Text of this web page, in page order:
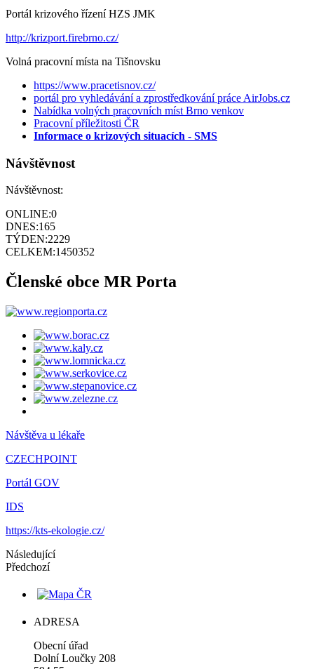
Portál krizového řízení HZS JMK
http://krizport.firebrno.cz/
Volná pracovní místa na Tišnovsku
https://www.pracetisnov.cz/
portál pro vyhledávání a zprostředkování práce AirJobs.cz
Nabídka volných pracovních míst Brno venkov
Pracovní příležitosti ČR
Informace o krizových situacích - SMS
Návštěvnost
Návštěvnost:
ONLINE:0
DNES:165
TÝDEN:2229
CELKEM:1450352
Členské obce MR Porta
Návštěva u lékaře
CZECHPOINT
Portál GOV
IDS
https://kts-ekologie.cz/
Následující
Předchozí
ADRESA
Obecní úřad
Dolní Loučky 208